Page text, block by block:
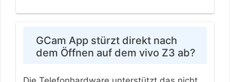
GCam App stürzt direkt nach
dem Öffnen auf dem vivo Z3 ab?